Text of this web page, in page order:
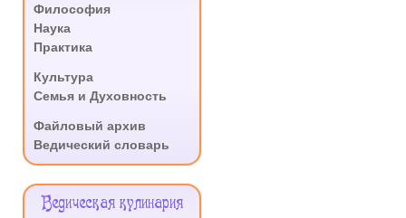
Философия
Наука
Практика
Культура
Семья и Духовность
Файловый архив
Ведический словарь
Ведическая кулинария